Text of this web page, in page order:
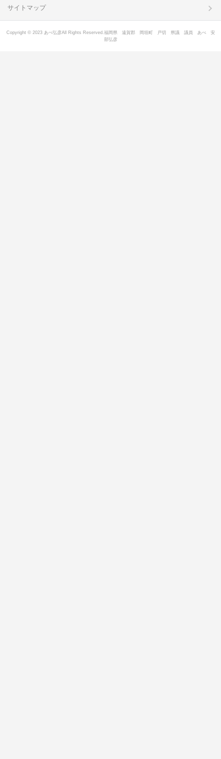
サイトマップ
Copyright © 2023 あべ弘彦All Rights Reserved.福岡県 遠賀郡 岡垣町 戸切 県議 議員 あべ 安
部弘彦